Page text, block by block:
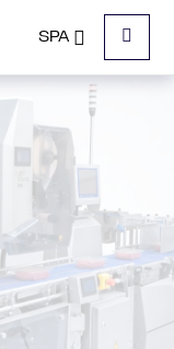
SPA
Menu